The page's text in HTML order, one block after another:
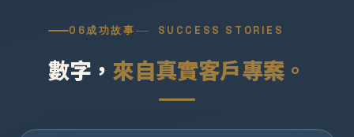
06成功故事 SUCCESS STORIES
數字， 來自真實客戶專案。